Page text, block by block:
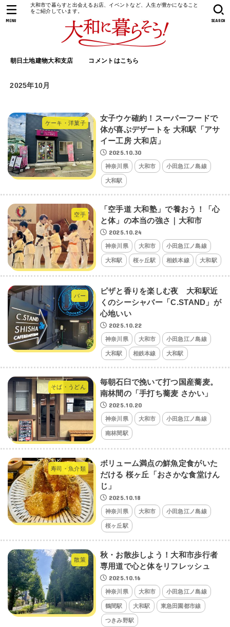
大和市で暮らすと出会えるお店、イベントなど、人生が豊かになること
をご紹介しています。
朝日土地建物大和支店 コメントはこちら
SEARCH
MENU
2025年10月
ケーキ・洋菓子
女子ウケ確約！スーパーフードで
体が喜ぶデザートを 大和駅「アサ
イー工房 大和店」
2025.10.30
神奈川県 大和市 小田急江ノ島線
大和駅
空手
「空手道 大和塾」で養おう！「心
と体」の本当の強さ｜大和市
2025.10.24
神奈川県 大和市 小田急江ノ島線
大和駅 桜ヶ丘駅 相鉄本線 大和駅
バー
ピザと香りを楽しむ夜 大和駅近
くのシーシャバー「C.STAND」が
心地いい
2025.10.22
神奈川県 大和市 小田急江ノ島線
大和駅 相鉄本線 大和駅
そば・うどん
毎朝石臼で挽いて打つ国産蕎麦。
南林間の「手打ち蕎麦 さかい」
2025.10.20
神奈川県 大和市 小田急江ノ島線
南林間駅
寿司・魚介類
ボリューム満点の鮮魚定食がいた
だける 桜ヶ丘「おさかな食堂けん
じ」
2025.10.18
神奈川県 大和市 小田急江ノ島線
桜ヶ丘駅
散策
秋・お散歩しよう！大和市歩行者
専用道で心と体をリフレッシュ
2025.10.16
神奈川県 大和市 小田急江ノ島線
鶴間駅 大和駅 東急田園都市線
つきみ野駅